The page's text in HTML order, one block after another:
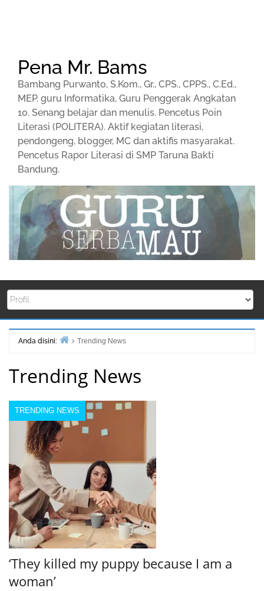
Pena Mr. Bams
Bambang Purwanto, S.Kom., Gr., CPS., CPPS., C.Ed.,
MEP. guru Informatika, Guru Penggerak Angkatan
10. Senang belajar dan menulis. Pencetus Poin
Literasi (POLITERA). Aktif kegiatan literasi,
pendongeng, blogger, MC dan aktifis masyarakat.
Pencetus Rapor Literasi di SMP Taruna Bakti
Bandung.
Anda disini:
Trending News
Trending News
TRENDING NEWS
‘They killed my puppy because I am a
woman’